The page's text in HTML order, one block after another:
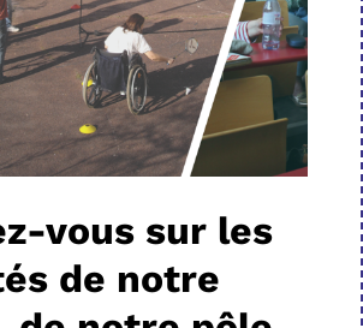
vous sur les
de notre